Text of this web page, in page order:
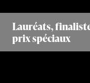
contenu
principal
Lauréats,
prix spéciaux